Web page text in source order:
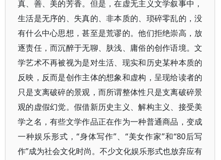
真、善、美的芳香。但是，在虚无主义文学叙事中，
生活是无序的、失真的、非本质的、琐碎零乱的，没
有什么中心思想，甚至是荒谬的。他们拒绝崇高，放
逐责任，而沉醉于无聊、肤浅、庸俗的创作语境。文
学艺术不再被视为是对生活、现实和历史某种本质的
反映，反而是创作主体的想象和虚构，呈现给读者的
只是支离破碎的景观，而所谓整体性只是支离破碎景
观的虚假幻觉。假借新历史主义、解构主义、接受美
学之名，有些文学作品正在作为一种普通商品，变成
一种娱乐形式，“身体写作”、“美女作家”和“80后写
作”成为社会文化时尚。不少文化娱乐形式也放弃应有